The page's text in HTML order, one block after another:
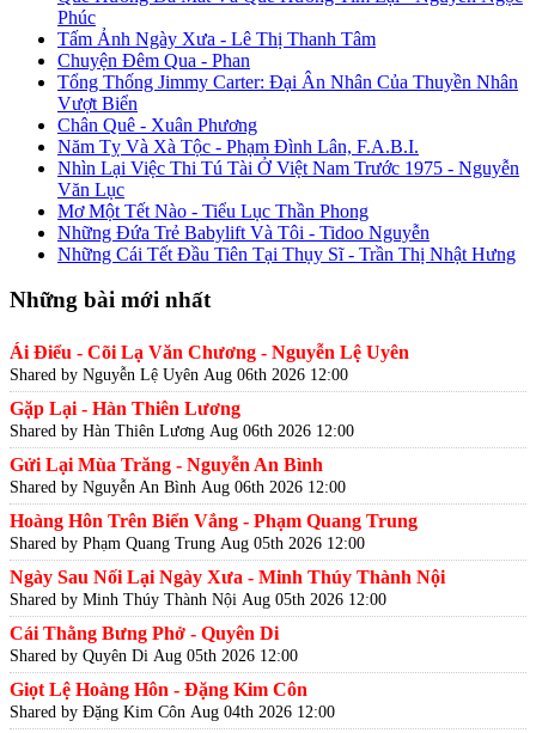
Phúc
Tấm Ảnh Ngày Xưa - Lê Thị Thanh Tâm
Chuyện Đêm Qua - Phan
Tổng Thống Jimmy Carter: Đại Ân Nhân Của Thuyền Nhân
Vượt Biển
Chân Quê - Xuân Phương
Năm Tỵ Và Xà Tộc - Phạm Đình Lân, F.A.B.I.
Nhìn Lại Việc Thi Tú Tài Ở Việt Nam Trước 1975 - Nguyễn
Văn Lục
Mơ Một Tết Nào - Tiểu Lục Thần Phong
Những Đứa Trẻ Babylift Và Tôi - Tidoo Nguyễn
Những Cái Tết Đầu Tiên Tại Thụy Sĩ - Trần Thị Nhật Hưng
Những bài mới nhất
Ái Điểu - Cõi Lạ Văn Chương - Nguyễn Lệ Uyên
Shared by Nguyễn Lệ Uyên Aug 06th 2026 12:00
Gặp Lại - Hàn Thiên Lương
Shared by Hàn Thiên Lương Aug 06th 2026 12:00
Gửi Lại Mùa Trăng - Nguyễn An Bình
Shared by Nguyễn An Bình Aug 06th 2026 12:00
Hoàng Hôn Trên Biển Vắng - Phạm Quang Trung
Shared by Phạm Quang Trung Aug 05th 2026 12:00
Ngày Sau Nối Lại Ngày Xưa - Minh Thúy Thành Nội
Shared by Minh Thúy Thành Nội Aug 05th 2026 12:00
Cái Thằng Bưng Phở - Quyên Di
Shared by Quyên Di Aug 05th 2026 12:00
Giọt Lệ Hoàng Hôn - Đặng Kim Côn
Shared by Đặng Kim Côn Aug 04th 2026 12:00